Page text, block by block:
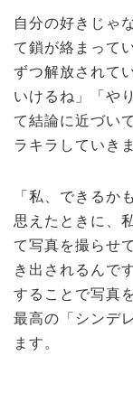
自分の好きじゃ
て鎖が絡まって
ずつ解放されて
いけるね」「や
て結論に近づい
ラキラしていき
「私、できるか
思えたときに、
て写真を撮らせ
き出されるんで
することで写真
最高の「シンデ
ます。